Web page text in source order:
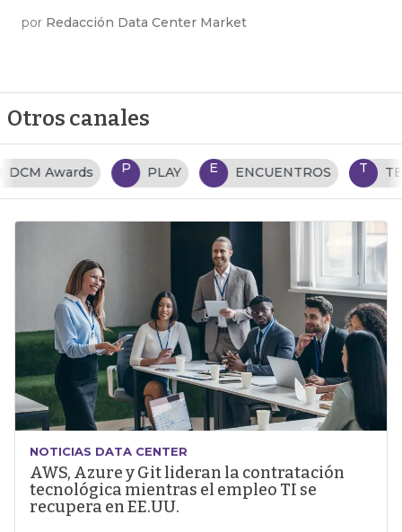
por Redacción Data Center Market
Otros canales
P PLAY E ENCUENTROS T TENDENCIAS TI
NOTICIAS DATA CENTER
AWS, Azure y Git lideran la contratación
tecnológica mientras el empleo TI se
recupera en EE.UU.